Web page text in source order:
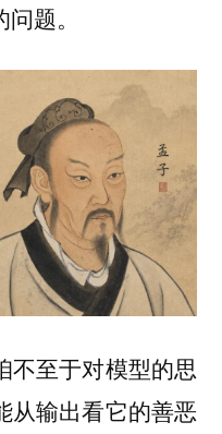
题。
不至于对模型的思
从输出看它的善恶